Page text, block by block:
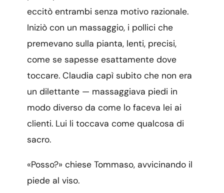
eccitò entrambi senza motivo razionale.
Iniziò con un massaggio, i pollici che
premevano sulla pianta, lenti, precisi,
come se sapesse esattamente dove
toccare. Claudia capì subito che non era
un dilettante — massaggiava piedi in
modo diverso da come lo faceva lei ai
clienti. Lui li toccava come qualcosa di
sacro.
«Posso?» chiese Tommaso, avvicinando il
piede al viso.